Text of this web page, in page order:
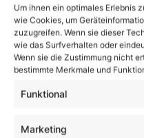
Um ihnen ein optimales Erlebnis
wie Cookies, um
zuzugreifen. Wenn sie dieser
wie das Surfverhalten oder
Wenn sie die Zustimmung nicht
bestimmte Merkmale und
Funktional
Marketing
Sicherheit am
gesetzliche
fester Installationen ist
der elektrischen
dazu bei, Unfälle durch
Elektroinstallationen
DGUV Vorschrift 3